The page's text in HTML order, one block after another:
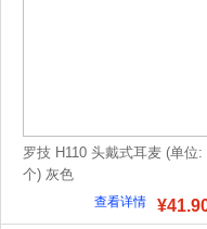
罗技 H110 头戴式耳麦 (单位:
个) 灰色
查看详情